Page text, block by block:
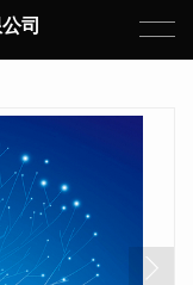
司